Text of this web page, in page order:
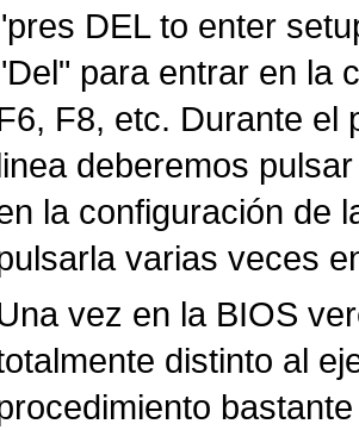
DEL to enter
para entrar en la
F8, etc. Durante el
deberemos
la configuración de
varias veces
vez en la BIOS
distinto al